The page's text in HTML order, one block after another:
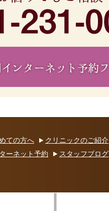
ての方へ クリニックのご紹介
ーネット予約 スタッフブログ